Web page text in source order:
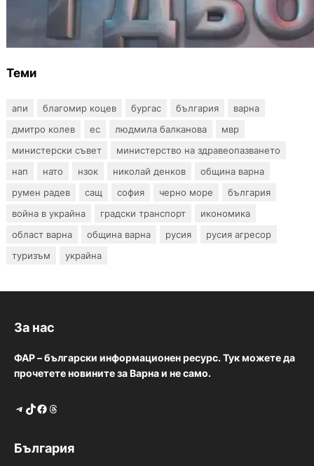
Наркобарон с мрежа от 14 нелегални
лаборатории е задържан у нас
Теми
апи благомир коцев бургас българия
варна
дмитро колев
ес людмила балканова
мвр
министерски съвет
министерство на здравеопазването
нап
нато нзок николай денков
община варна
румен радев
сащ софия черно море
българия
война в украйна
градски транспорт
икономика
област варна
община варна русия
русия агресор
туризъм
украйна
За нас
ФАР – български информационен ресурс. Тук можете да
прочетете новините за Варна и не само.
Telegram TikTok Facebook Threads
България